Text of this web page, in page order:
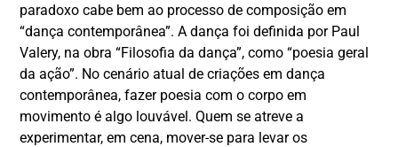
paradoxo cabe bem ao processo de composição em
“dança contemporânea”. A dança foi definida por Paul
Valery, na obra “Filosofia da dança”, como “poesia geral
da ação”. No cenário atual de criações em dança
contemporânea, fazer poesia com o corpo em
movimento é algo louvável. Quem se atreve a
experimentar, em cena, mover-se para levar os